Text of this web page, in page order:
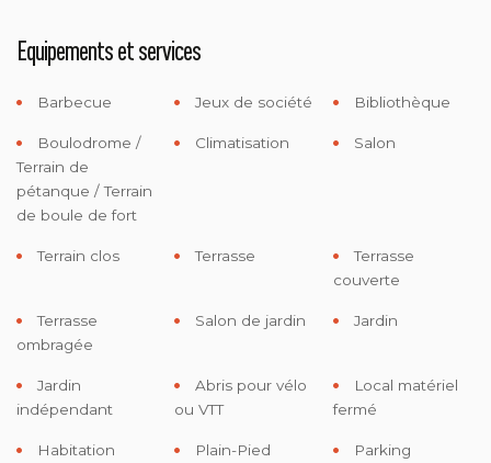
Equipements et services
Barbecue Jeux de société Bibliothèque
Boulodrome /
Terrain de
pétanque / Terrain
de boule de fort
Climatisation Salon
Terrain clos Terrasse
Terrasse
couverte
Terrasse
ombragée
Salon de jardin Jardin
Jardin
indépendant
Abris pour vélo
ou VTT
Local matériel
fermé
Habitation
Plain-Pied Parking